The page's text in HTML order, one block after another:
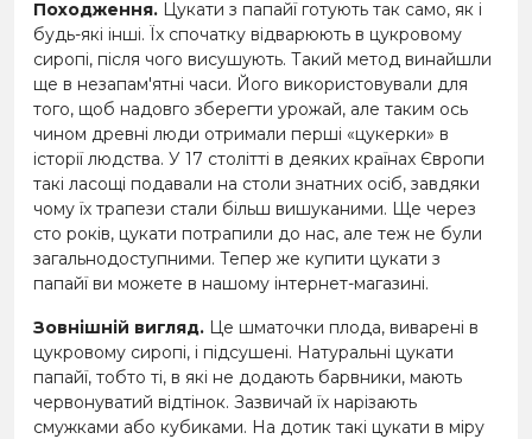
Походження. Цукати з папайї готують так само, як і
будь-які інші. Їх спочатку відварюють в цукровому
сиропі, після чого висушують. Такий метод винайшли
ще в незапам'ятні часи. Його використовували для
того, щоб надовго зберегти урожай, але таким ось
чином древні люди отримали перші «цукерки» в
історії людства. У 17 столітті в деяких країнах Європи
такі ласощі подавали на столи знатних осіб, завдяки
чому їх трапези стали більш вишуканими. Ще через
сто років, цукати потрапили до нас, але теж не були
загальнодоступними. Тепер же купити цукати з
папайї ви можете в нашому інтернет-магазині.
Зовнішній вигляд. Це шматочки плода, виварені в
цукровому сиропі, і підсушені. Натуральні цукати
папайї, тобто ті, в які не додають барвники, мають
червонуватий відтінок. Зазвичай їх нарізають
смужками або кубиками. На дотик такі цукати в міру